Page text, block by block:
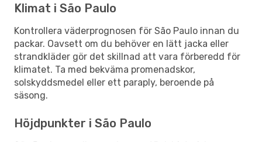
Klimat i São Paulo
Kontrollera väderprognosen för São Paulo innan du
packar. Oavsett om du behöver en lätt jacka eller
strandkläder gör det skillnad att vara förberedd för
klimatet. Ta med bekväma promenadskor,
solskyddsmedel eller ett paraply, beroende på
säsong.
Höjdpunkter i São Paulo